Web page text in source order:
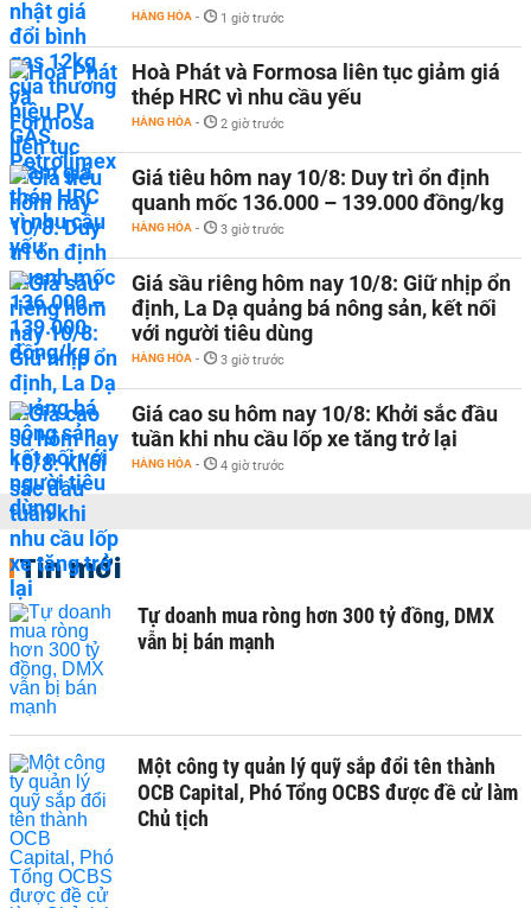
HÀNG HÓA - 1 giờ trước
Hoà Phát và Formosa liên tục giảm giá
thép HRC vì nhu cầu yếu
HÀNG HÓA - 2 giờ trước
Giá tiêu hôm nay 10/8: Duy trì ổn định
quanh mốc 136.000 – 139.000 đồng/kg
HÀNG HÓA - 3 giờ trước
Giá sầu riêng hôm nay 10/8: Giữ nhịp ổn
định, La Dạ quảng bá nông sản, kết nối
với người tiêu dùng
HÀNG HÓA - 3 giờ trước
Giá cao su hôm nay 10/8: Khởi sắc đầu
tuần khi nhu cầu lốp xe tăng trở lại
HÀNG HÓA - 4 giờ trước
Tin mới
Tự doanh mua ròng hơn 300 tỷ đồng, DMX
vẫn bị bán mạnh
Một công ty quản lý quỹ sắp đổi tên thành
OCB Capital, Phó Tổng OCBS được đề cử làm
Chủ tịch